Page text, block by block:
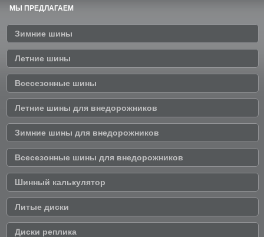
МЫ ПРЕДЛАГАЕМ
Зимние шины
Летние шины
Всесезонные шины
Летние шины для внедорожников
Зимние шины для внедорожников
Всесезонные шины для внедорожников
Шинный калькулятор
Литые диски
Диски реплика